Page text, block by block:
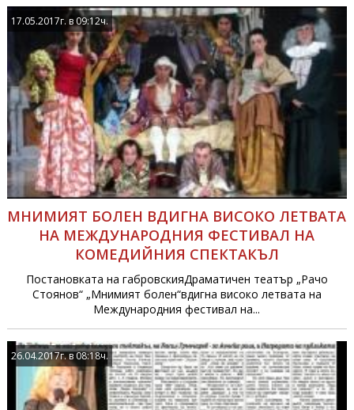
17.05.2017г. в 09:12ч.
МНИМИЯТ БОЛЕН ВДИГНА ВИСОКО ЛЕТВАТА
НА МЕЖДУНАРОДНИЯ ФЕСТИВАЛ НА
КОМЕДИЙНИЯ СПЕКТАКЪЛ
Постановката на габровскияДраматичен театър „Рачо
Стоянов“ „Мнимият болен“вдигна високо летвата на
Международния фестивал на...
26.04.2017г. в 08:18ч.